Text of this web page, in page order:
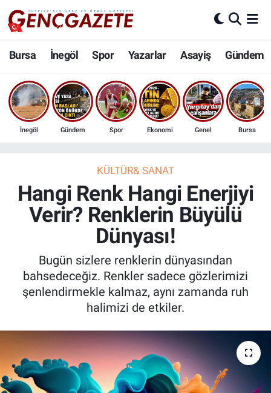
Bursa İnegöl Spor Yazarlar Asayiş Gündem
İnegöl Gündem Spor Ekonomi Genel Bursa
KÜLTÜR& SANAT
Hangi Renk Hangi Enerjiyi
Verir? Renklerin Büyülü
Dünyası!
Bugün sizlere renklerin dünyasından
bahsedeceğiz. Renkler sadece gözlerimizi
şenlendirmekle kalmaz, aynı zamanda ruh
halimizi de etkiler.
Bursa
İnegöl
3.SAYFA
Ekonomi
İnanç
Kadın & Aile
Sağlık
Siyaset
Nöbetçi Eczaneler
Hava Durumu
Trafik Durumu
Tüm Manşetler
Son Dakika Haberleri